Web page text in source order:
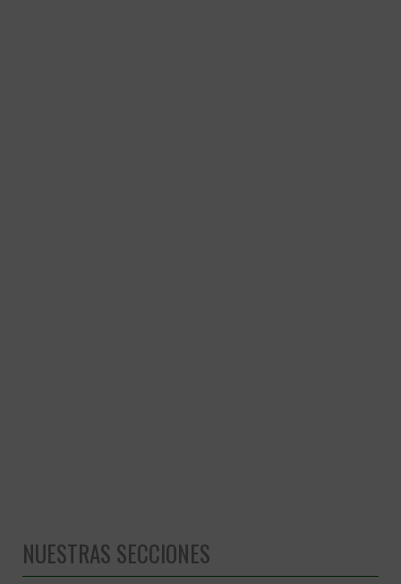
NUESTRAS SECCIONES